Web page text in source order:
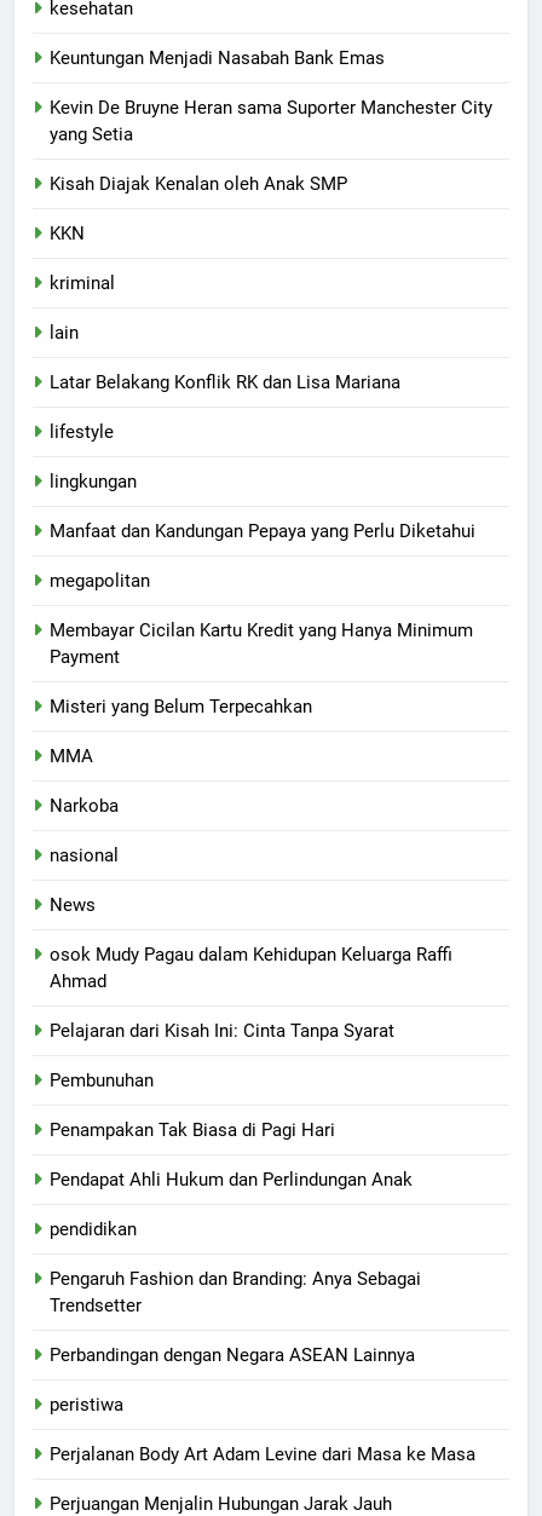
kesehatan
Keuntungan Menjadi Nasabah Bank Emas
Kevin De Bruyne Heran sama Suporter Manchester City
yang Setia
Kisah Diajak Kenalan oleh Anak SMP
KKN
kriminal
lain
Latar Belakang Konflik RK dan Lisa Mariana
lifestyle
lingkungan
Manfaat dan Kandungan Pepaya yang Perlu Diketahui
megapolitan
Membayar Cicilan Kartu Kredit yang Hanya Minimum
Payment
Misteri yang Belum Terpecahkan
MMA
Narkoba
nasional
News
osok Mudy Pagau dalam Kehidupan Keluarga Raffi
Ahmad
Pelajaran dari Kisah Ini: Cinta Tanpa Syarat
Pembunuhan
Penampakan Tak Biasa di Pagi Hari
Pendapat Ahli Hukum dan Perlindungan Anak
pendidikan
Pengaruh Fashion dan Branding: Anya Sebagai
Trendsetter
Perbandingan dengan Negara ASEAN Lainnya
peristiwa
Perjalanan Body Art Adam Levine dari Masa ke Masa
Perjuangan Menjalin Hubungan Jarak Jauh